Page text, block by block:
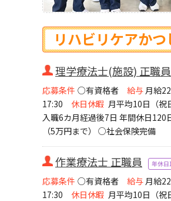
リハビリケアか
理学療法士(施設) 正職員
応募条件 ○有資格者 給与 月給
17:30
休日休暇 月平均10日（祝
入職6カ月経過後7日 年間休日120
（5万円まで） ○社会保険完備
作業療法士 正職員 年休日
応募条件 ○有資格者 給与 月給
17:30
休日休暇 月平均10日（祝